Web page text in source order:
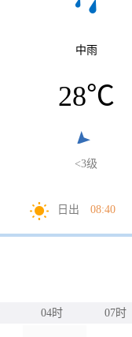
中雨
28℃
<3级
日出 08:40
04时 07时